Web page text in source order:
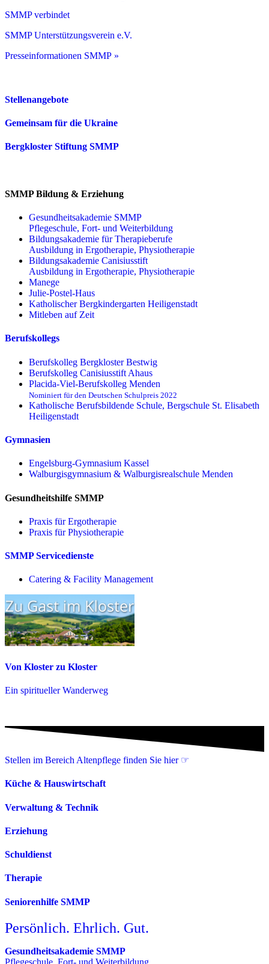
SMMP verbindet
SMMP Unterstützungsverein e.V.
Presseinformationen SMMP »
Stellenangebote
Gemeinsam für die Ukraine
Bergkloster Stiftung SMMP
SMMP Bildung & Erziehung
Gesundheitsakademie SMMP
Pflegeschule, Fort- und Weiterbildung
Bildungsakademie für Therapieberufe
Ausbildung in Ergotherapie, Physiotherapie
Bildungsakademie Canisiusstift
Ausbildung in Ergotherapie, Physiotherapie
Manege
Julie-Postel-Haus
Katholischer Bergkindergarten Heiligenstadt
Mitleben auf Zeit
Berufskollegs
Berufskolleg Bergkloster Bestwig
Berufskolleg Canisiusstift Ahaus
Placida-Viel-Berufskolleg Menden
Nominiert für den Deutschen Schulpreis 2022
Katholische Berufsbildende Schule, Bergschule St. Elisabeth
Heiligenstadt
Gymnasien
Engelsburg-Gymnasium Kassel
Walburgisgymnasium & Walburgisrealschule Menden
Gesundheitshilfe SMMP
Praxis für Ergo­therapie
Praxis für Physio­therapie
SMMP Servicedienste
Catering & Facility Management
Von Kloster zu Kloster
Ein spiritueller Wanderweg
Stellen im Bereich Altenpflege finden Sie hier ☞
Küche & Hauswirtschaft
Verwaltung & Technik
Erziehung
Schuldienst
Therapie
Seniorenhilfe SMMP
Persönlich. Ehrlich. Gut.
Gesundheitsakademie SMMP
Pflegeschule, Fort- und Weiterbildung